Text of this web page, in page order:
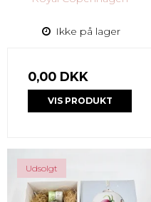
Ikke på lager
0,00 DKK
VIS PRODUKT
Udsolgt